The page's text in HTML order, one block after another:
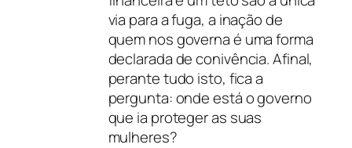
via para a fuga, a inação de
quem nos governa é uma forma
declarada de conivência. Afinal,
perante tudo isto, fica a
pergunta: onde está o governo
que ia proteger as suas
mulheres?